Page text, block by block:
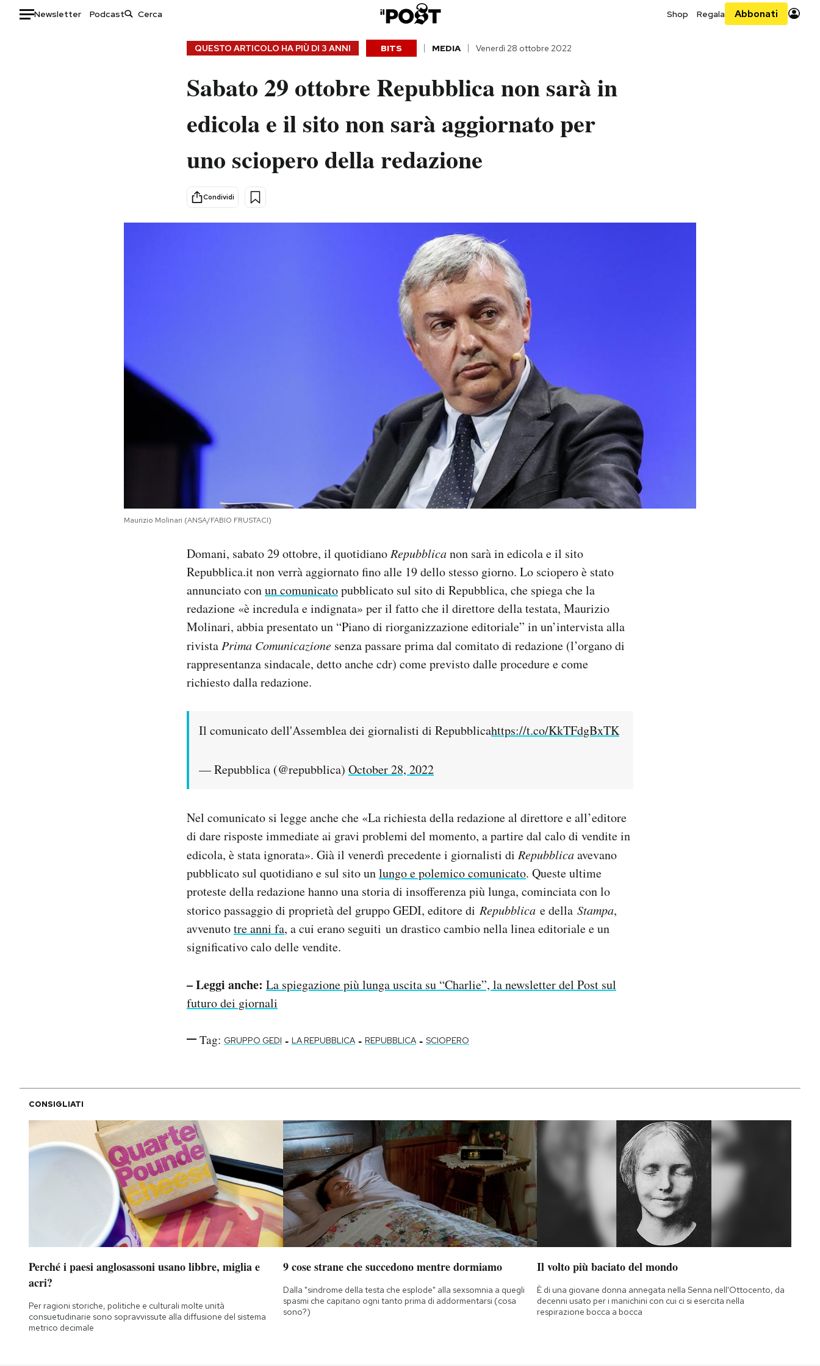
Newsletter Podcast Shop Regala Abbonati
Altrecose
QUESTO ARTICOLO HA PIÙ DI 3 ANNI BITS MEDIA Venerdì 28 ottobre 2022
Sabato 29 ottobre Repubblica non sarà in
edicola e il sito non sarà aggiornato per
uno sciopero della redazione
Condividi
Maurizio Molinari (ANSA/FABIO FRUSTACI)
Domani, sabato 29 ottobre, il quotidiano Repubblicanon sarà in edicola e il sito
Repubblica.it non verrà aggiornato fino alle 19 dello stesso giorno. Lo sciopero è stato
annunciato conun comunicatopubblicato sul sito di Repubblica, che spiega che la
redazione «è incredula e indignata» per il fatto che il direttore della testata, Maurizio
Molinari, abbia presentato un “Piano di riorganizzazione editoriale” in un’intervista alla
rivista Prima Comunicazione senza passare prima dal comitato di redazione (l’organo di
rappresentanza sindacale, detto anche cdr) come previsto dalle procedure e come
richiesto dalla redazione.
Il comunicato dell'Assemblea dei giornalisti di Repubblicahttps://t.co/KkTFdgBxTK
— Repubblica (@repubblica) October 28, 2022
Nel comunicato si legge anche che «La richiesta della redazione al direttore e all’editore
di dare risposte immediate ai gravi problemi del momento, a partire dal calo di vendite in
edicola, è stata ignorata». Già il venerdì precedente i giornalisti di Repubblicaavevano
pubblicato sul quotidiano e sul sito unlungo e polemico comunicato. Queste ultime
proteste della redazione hanno una storia di insofferenza più lunga, cominciata con lo
storico passaggio di proprietà del gruppo GEDI, editore di Repubblica e della Stampa,
avvenutotre anni fa, a cui erano seguiti un drastico cambio nella linea editoriale e un
significativo calo delle vendite.
– Leggi anche: La spiegazione più lunga uscita su “Charlie”, la newsletter del Post sul
futuro dei giornali
Tag: GRUPPO GEDI - LA REPUBBLICA - REPUBBLICA - SCIOPERO
CONSIGLIATI
Perché i paesi anglosassoni usano libbre, miglia e
acri?
Per ragioni storiche, politiche e culturali molte unità
consuetudinarie sono sopravvissute alla diffusione del sistema
metrico decimale
9 cose strane che succedono mentre dormiamo
Dalla "sindrome della testa che esplode" alla sexsomnia a quegli
spasmi che capitano ogni tanto prima di addormentarsi (cosa
sono?)
Il volto più baciato del mondo
È di una giovane donna annegata nella Senna nell'Ottocento, da
decenni usato per i manichini con cui ci si esercita nella
respirazione bocca a bocca